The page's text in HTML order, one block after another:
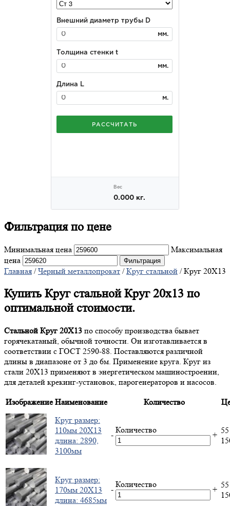
Фильтрацияпо цене
Минимальная цена
Максимальная
цена
Фильтрация
Главная /Черный металлопрокат /Круг стальной / Круг 20Х13
Купить Круг стальной Круг 20х13 по
оптимальной стоимости.
Стальной Круг 20Х13 по способу производства бывает
горячекатаный, обычной точности. Он изготавливается в
соответствии с ГОСТ 2590-88. Поставляются различной
длины в диапазоне от 3 до 6м. Применение круга. Круг из
стали 20Х13 применяют в энергетическом машиностроении,
для деталей крекинг-установок, парогенераторов и насосов.
Изображение Наименование Количество
Круг размер:
110мм 20Х13
длина: 2890,
3100мм
-
Количество
+ 55
Круг размер:
170мм 20Х13
длина: 4685мм
-
Количество
+ 55